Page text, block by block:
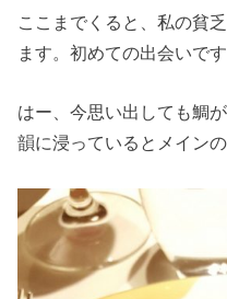
ここまでくると、私の貧
ます。初めての出会いで
はー、今思い出しても鯛
韻に浸っているとメイン